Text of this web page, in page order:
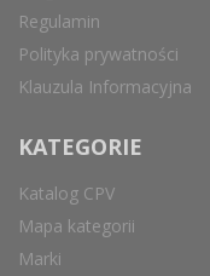
Regulamin
Polityka prywatności
Klauzula Informacyjna
KATEGORIE
Katalog CPV
Mapa kategorii
Marki